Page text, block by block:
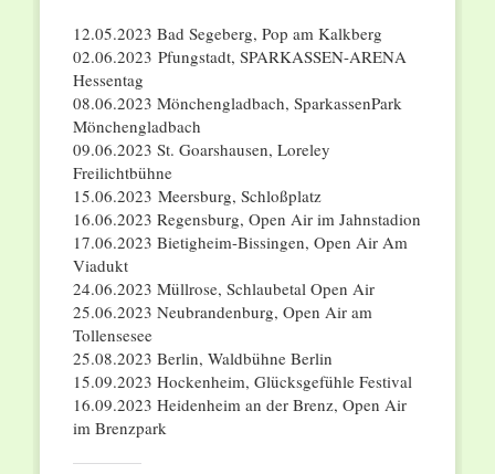
12.05.2023 Bad Segeberg, Pop am Kalkberg
02.06.2023 Pfungstadt, SPARKASSEN-ARENA
Hessentag
08.06.2023 Mönchengladbach, SparkassenPark
Mönchengladbach
09.06.2023 St. Goarshausen, Loreley
Freilichtbühne
15.06.2023 Meersburg, Schloßplatz
16.06.2023 Regensburg, Open Air im Jahnstadion
17.06.2023 Bietigheim-Bissingen, Open Air Am
Viadukt
24.06.2023 Müllrose, Schlaubetal Open Air
25.06.2023 Neubrandenburg, Open Air am
Tollensesee
25.08.2023 Berlin, Waldbühne Berlin
15.09.2023 Hockenheim, Glücksgefühle Festival
16.09.2023 Heidenheim an der Brenz, Open Air
im Brenzpark